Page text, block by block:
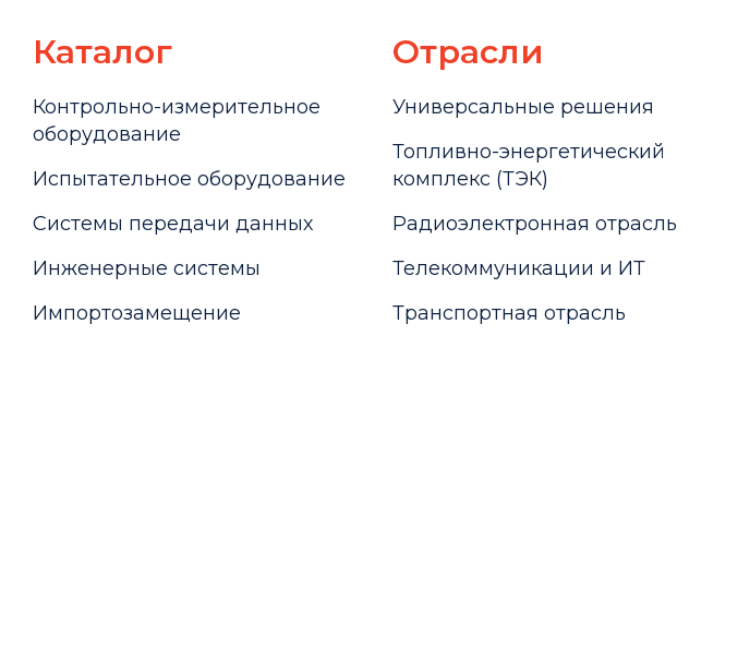
Каталог
Контрольно-измерительное
оборудование
Испытательное оборудование
Системы передачи данных
Инженерные системы
Импортозамещение
Отрасли
Универсальные решения
Топливно-энергетический
комплекс (ТЭК)
Радиоэлектронная отрасль
Телекоммуникации и ИТ
Транспортная отрасль